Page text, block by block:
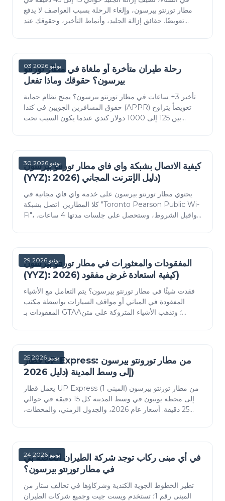
مطار تورنتو بيرسون، وإلغاء الرحلة بسبب العواصف لا يدفع
تعويضًا. حقائق إزالة الجليد، وأنماط التأخير، وحقوقك عند
03 يوليو 2026
رحلة طيران متأخرة أو ملغاة في مطار تورنتو
بيرسون؟ حقوقك وماذا تفعل
تأخير 3+ ساعات في مطار تورنتو بيرسون؟ يمنح نظام حماية
حقوق المسافرين الجويين في كندا (APPR) تعويضاً يتراوح
بين 125 إلى 1000 دولار كندي عندما يكون السبب تحت
30 يونيو 2026
كيفية الاتصال بشبكة واي فاي مطار تورنتو بيرسون
(YYZ): دليل الإنترنت المجاني (2026)
يحتوي مطار تورنتو بيرسون على خدمة واي فاي مجانية في
كلا المطارين. اتصل بشبكة "Toronto Pearson Public Wi-
Fi"، واقبل الشروط، وستحصل على جلسات مدتها 4 ساعات.
29 يونيو 2026
المفقودات والمعثورات في مطار تورنتو بيرسون
(YYZ): كيفية استعادة غرض مفقود (2026)
فقدت شيئًا في مطار تورنتو بيرسون؟ يتم التعامل مع الأشياء
المفقودة في المباني أو مواقف السيارات بواسطة مكتب
المفقودات بـ GTAA؛ وتذهب الأشياء المتروكة على متن
25 يونيو 2026
قطار UP Express: من مطار تورونتو بيرسون
إلى وسط المدينة (دليل 2026)
يعمل قطار UP Express من مطار تورنتو بيرسون (المبنى 1)
إلى محطة يونيون في وسط المدينة كل 15 دقيقة في حوالي
25 دقيقة. أسعار عام 2026، والجدول الزمني، والمحطات،
24 يونيو 2026
في أي مبنى ركاب توجد شركة الطيران الخاصة بي
في مطار تورنتو بيرسون؟
تطير الخطوط الجوية الكندية وشركاؤها في تحالف ستار من
المبنى رقم 1؛ تستخدم ويست جيت وجميع شركات الطيران